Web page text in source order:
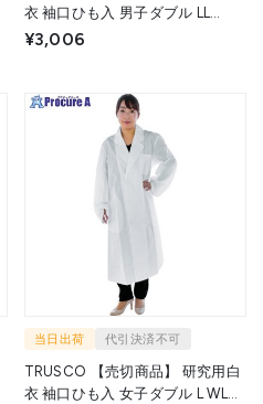
衣 袖口ひも入 男子ダブル LL
¥3,006
当日出荷 代引決済不可
TRUSCO 【売切商品】 研究用白
衣 袖口ひも入 女子ダブル L WLC-